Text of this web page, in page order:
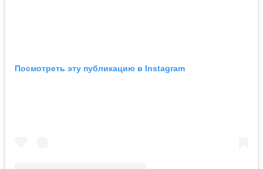
Посмотреть эту публикацию в Instagram